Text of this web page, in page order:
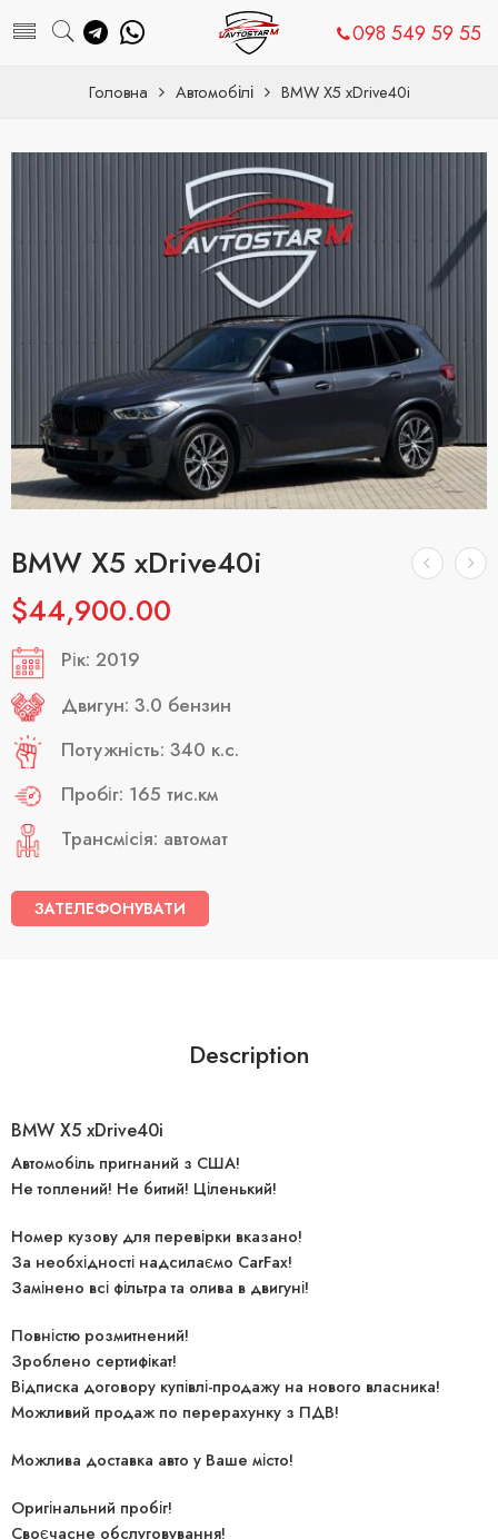
098 549 59 55
Головна Автомобілі BMW X5 xDrive40i
BMW X5 xDrive40i
$44,900.00
Рік: 2019
Двигун: 3.0 бензин
Потужність: 340 к.с.
Пробіг: 165 тис.км
Трансмісія: автомат
ЗАТЕЛЕФОНУВАТИ
Description
BMW X5 xDrive40i
Автомобіль пригнаний з США!
Не топлений! Не битий! Ціленький!
Номер кузову для перевірки вказано!
За необхідності надсилаємо CarFax!
Замінено всі фільтра та олива в двигуні!
Повністю розмитнений!
Зроблено сертифікат!
Відписка договору купівлі-продажу на нового власника!
Можливий продаж по перерахунку з ПДВ!
Можлива доставка авто у Ваше місто!
Оригінальний пробіг!
Своєчасне обслуговування!